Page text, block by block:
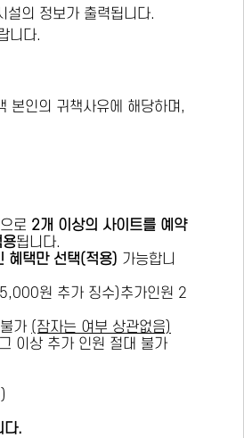
설의 정보가 출력됩니다.
니다.
본인의 귀책사유에 해당하며,
로 2개 이상의 사이트를 예약
됩니다.
혜택만 선택(적용) 가능합니
원 추가 징수)추가인원 2
가 (잠자는 여부 상관없음)
이상 추가 인원 절대 불가
다.